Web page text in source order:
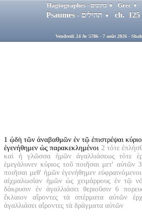
Hagiographes - כתובים ▼ Grec ▼
▼ ch. 125
Vendredi 24 Av 5786 - 7 août 2026 -
1 ᾠδὴ τῶν ἀναβαθμῶν ἐν τῷ ἐπιστρέψαι
ἐγενήθημεν ὡς παρακεκλημένοι 2 τότε
καὶ ἡ γλῶσσα ἡμῶν ἀγαλλιάσεως τότε
ἐμεγάλυνεν κύριος τοῦ ποιῆσαι μετ' αὐτῶν 3
ποιῆσαι μεθ' ἡμῶν ἐγενήθημεν εὐφραινόμενοι
αἰχμαλωσίαν ἡμῶν ὡς χειμάρρους ἐν τῷ
δάκρυσιν ἐν ἀγαλλιάσει θεριοῦσιν 6
ἔκλαιον αἴροντες τὰ σπέρματα αὐτῶν
ἀγαλλιάσει αἴροντες τὰ δράγματα αὐτῶν